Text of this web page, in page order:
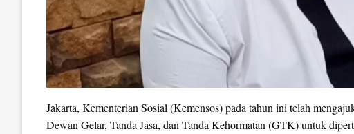
Jakarta, Kementerian Sosial (Kemensos) pada tahun ini telah
Dewan Gelar, Tanda Jasa, dan Tanda Kehormatan (GTK) untuk